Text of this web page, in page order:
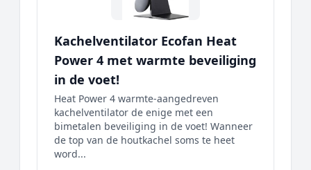
Kachelventilator Ecofan Heat
Power 4 met warmte beveiliging
in de voet!
Heat Power 4 warmte-aangedreven
kachelventilator de enige met een
bimetalen beveiliging in de voet! Wanneer
de top van de houtkachel soms te heet
word...